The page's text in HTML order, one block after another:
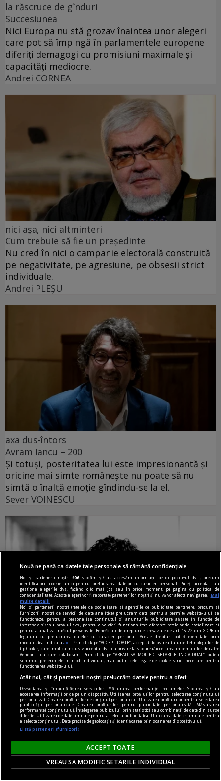
la răscruce de gînduri
Succesiunea
Nici Europa nu stă grozav înaintea unor alegeri
care pot să împingă în parlamentele europene
diferiți demagogi cu promisiuni maximale și
capacități mediocre.
Andrei CORNEA
nici așa, nici altminteri
Cum trebuie să fie un președinte
Nu cred în nici o campanie electorală construită
pe negativitate, pe agresiune, pe obsesii strict
individuale.
Andrei PLEŞU
axa dus-întors
Avram Iancu – 200
Și totuși, posteritatea lui este impresionantă și
oricine mai simte românește nu poate să nu
simtă o înaltă emoție gîndindu-se la el.
Sever VOINESCU
accent pe istorie
Lech Walesa, din istorie și din prezent
Stocul pare limitat, istoria continuă.
Mihaela SIMINA
Nouă ne pasă ca datele tale personale să rămână confidențiale
Noi și partenerii noștri606 stocăm și/sau accesăm informații pe dispozitivul dvs., precum
identificatorii cookie unici pentru prelucrarea datelor cu caracter personal. Puteți accepta sau
gestiona alegerile dvs. făcând clic mai jos sau în orice moment, pe pagina cu politica de
confidențialitate. Aceste alegeri vor fi raportate partenerilor noștri și nu vă vor afecta navigarea.
Mai
multe detalii
Noi si partenerii nostri (retelele de socializare si agentiile de publicitate partenere, precum si
furnizorii nostri de servicii de date analitice) prelucram date pentru a permite website-ului sa
functioneze, pentru a personaliza continutul si anunturile publicitare afisate in functie de
interesele si/sau profilul dvs., pentru a va oferi functionalitati aferente retelelor de socializare si
pentru a analiza traficul pe website. Beneficiati de drepturile prevazute de art. 15-22 din GDPR in
legatura cu prelucrarea datelor cu caracter personal. Aceste drepturi pot fi exercitate prin
modalitatea indicataaici
. Prin click pe “ACCEPT TOATE”, acceptati folosirea tuturor Tehnologiilor de
tip Cookie, care implica inclusiv acceptul dvs. cu privire la stocarea/accesarea informatiilor de catre
Vendor-ii cu care colaboram. Prin click pe “VREAU SA MODIFIC SETARILE INDIVIDUAL” puteti
schimba preferintele in mod individual, mai putin cele legate de cookie strict necesare pentru
functionarea website-ului.
Atât noi, cât și partenerii noștri prelucrăm datele pentru a oferi:
Dezvoltarea și îmbunătățirea serviciilor. Măsurarea performanței reclamelor. Stocarea și/sau
accesarea informațiilor de pe un dispozitiv. Utilizarea profilurilor pentru selectarea conținutului
personalizat. Crearea profilurilor de conținut personalizat. Utilizarea profilurilor pentru selectarea
publicității personalizate. Crearea profilurilor pentru publicitate personalizată. Măsurarea
performanței conținutului. Înțelegerea publicului prin statistici sau combinații de date din surse
diferite. Utilizarea de date limitate pentru a selecta publicitatea. Utilizarea datelor limitate pentru
a selecta conținutul. Date precise de geolocație și identificarea prin scanarea dispozitivului.
Listă parteneri (furnizori)
ACCEPT TOATE
VREAU SA MODIFIC SETARILE INDIVIDUAL